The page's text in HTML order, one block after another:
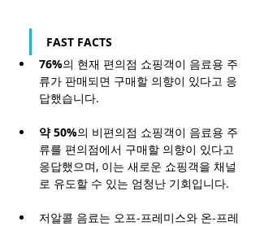
FAST FACTS
76%의 현재 편의점 쇼핑객이 음료용 주
류가 판매되면 구매할 의향이 있다고 응
답했습니다.
약 50%의 비편의점 쇼핑객이 음료용 주
류를 편의점에서 구매할 의향이 있다고
응답했으며, 이는 새로운 쇼핑객을 채널
로 유도할 수 있는 엄청난 기회입니다.
저알콜 음료는 오프-프레미스와 온-프레